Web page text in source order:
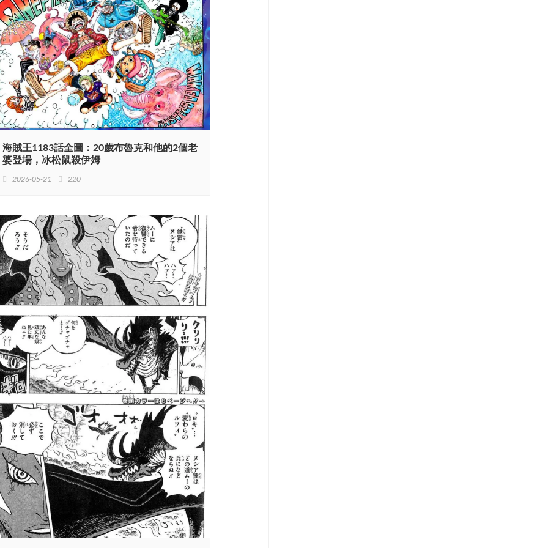
海賊王1183話全圖：20歲布魯克和他的2個老
婆登場，冰松鼠殺伊姆
2026-05-21 220